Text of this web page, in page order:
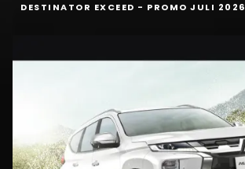
DESTINATOR EXCEED - PROMO JULI 2026